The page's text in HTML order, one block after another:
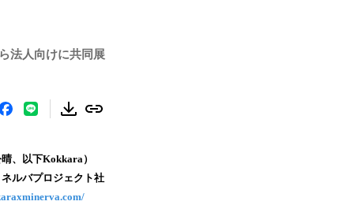
法人向けに共同展
、以下Kokkara）
ルバプロジェクト社